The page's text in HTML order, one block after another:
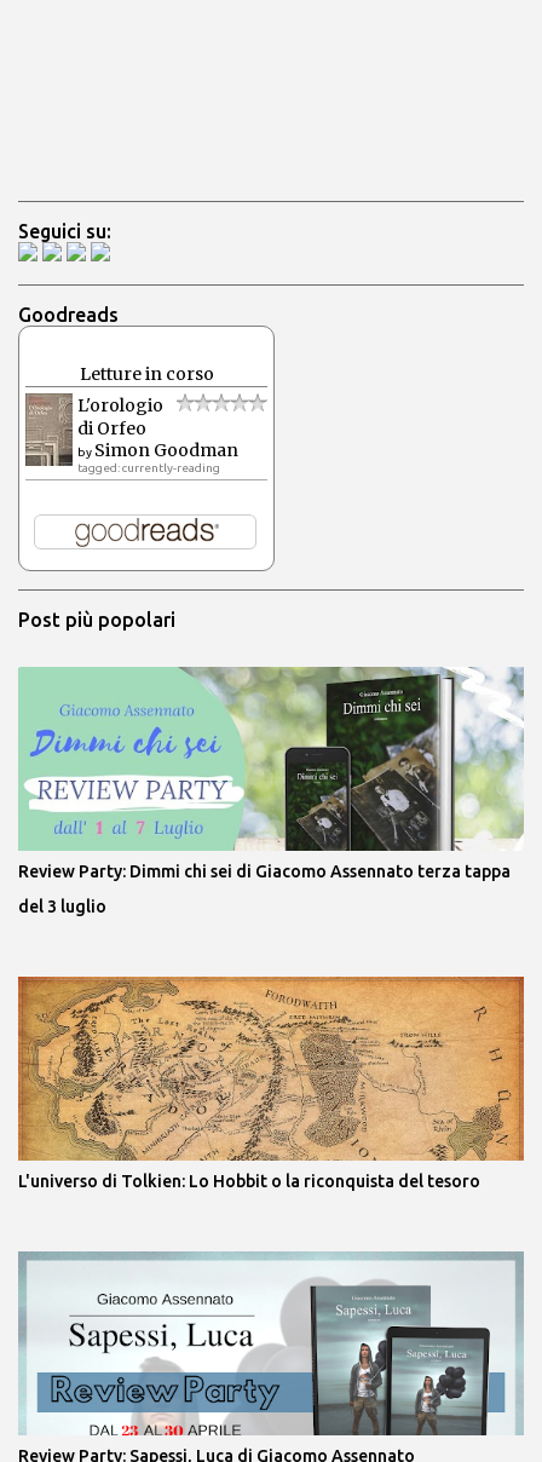
Seguici su:
Goodreads
Letture in corso
L'orologio
di Orfeo
by Simon Goodman
tagged: currently-reading
Post più popolari
Review Party: Dimmi chi sei di Giacomo Assennato terza tappa
del 3 luglio
L'universo di Tolkien: Lo Hobbit o la riconquista del tesoro
Review Party: Sapessi, Luca di Giacomo Assennato